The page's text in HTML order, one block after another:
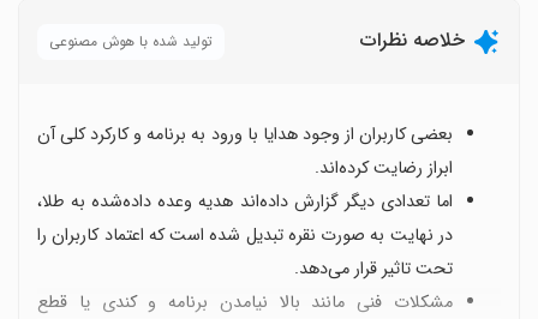
خلاصه نظرات تولید شده با هوش مصنوعی
بعضی کاربران از وجود هدایا با ورود به برنامه و کارکرد کلی آن
ابراز رضایت کرده‌اند.
اما تعدادی دیگر گزارش داده‌اند هدیه وعده داده‌شده به طلا،
در نهایت به صورت نقره تبدیل شده است که اعتماد کاربران را
تحت تاثیر قرار می‌دهد.
مشکلات فنی مانند بالا نیامدن برنامه و کندی یا قطع